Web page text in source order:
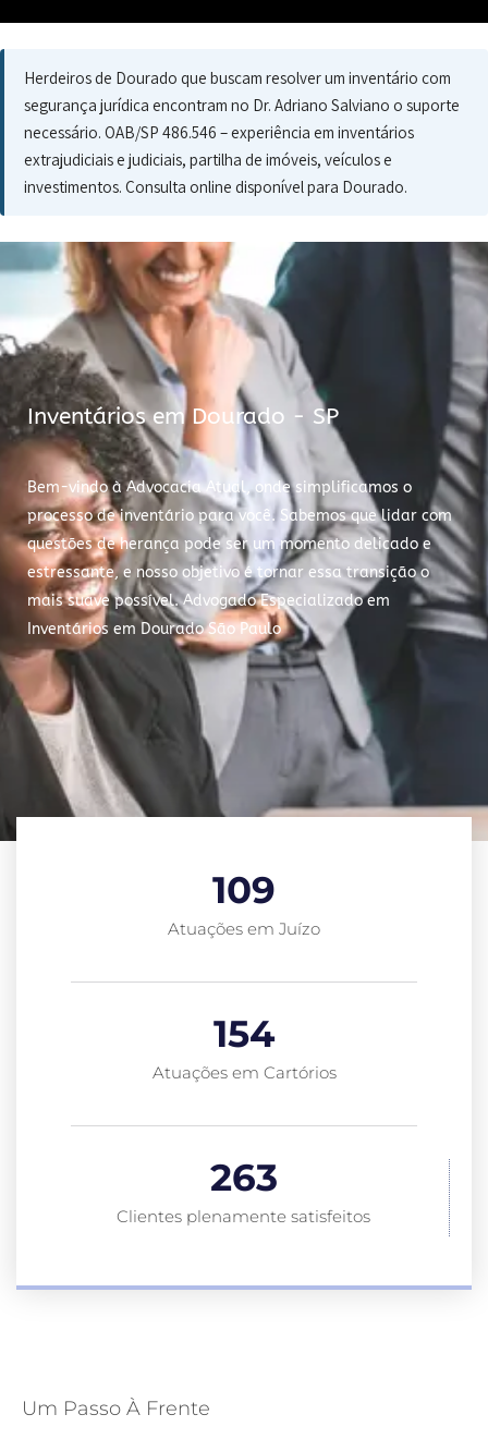
Herdeiros de Dourado que buscam resolver um inventário com
segurança jurídica encontram no Dr. Adriano Salviano o suporte
necessário. OAB/SP 486.546 – experiência em inventários
extrajudiciais e judiciais, partilha de imóveis, veículos e
investimentos. Consulta online disponível para Dourado.
Inventários em Dourado - SP
Bem-vindo à Advocacia Atual, onde simplificamos o
processo de inventário para você. Sabemos que lidar com
questões de herança pode ser um momento delicado e
estressante, e nosso objetivo é tornar essa transição o
mais suave possível. Advogado Especializado em
Inventários em Dourado São Paulo
Atuações em Juízo
109
Atuações em Cartórios
154
Clientes plenamente satisfeitos
263
Um Passo À Frente